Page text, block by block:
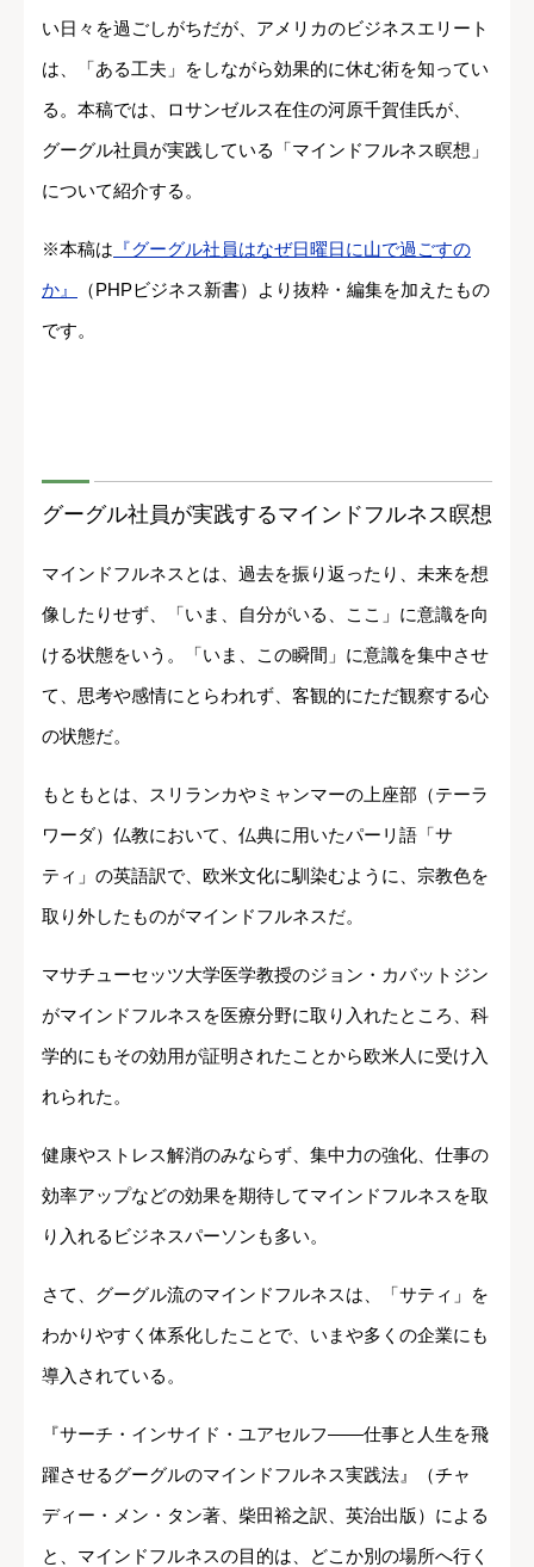
い日々を過ごしがちだが、アメリカのビジネスエリート
は、「ある工夫」をしながら効果的に休む術を知ってい
る。本稿では、ロサンゼルス在住の河原千賀佳氏が、
グーグル社員が実践している「マインドフルネス瞑想」
について紹介する。
※本稿は 『グーグル社員はなぜ日曜日に山で過ごすの
か』
（PHPビジネス新書）より抜粋・編集を加えたもの
です。
グーグル社員が実践するマインドフルネス瞑想
マインドフルネスとは、過去を振り返ったり、未来を想
像したりせず、「いま、自分がいる、ここ」に意識を向
ける状態をいう。「いま、この瞬間」に意識を集中させ
て、思考や感情にとらわれず、客観的にただ観察する心
の状態だ。
もともとは、スリランカやミャンマーの上座部（テーラ
ワーダ）仏教において、仏典に用いたパーリ語「サ
ティ」の英語訳で、欧米文化に馴染むように、宗教色を
取り外したものがマインドフルネスだ。
マサチューセッツ大学医学教授のジョン・カバットジン
がマインドフルネスを医療分野に取り入れたところ、科
学的にもその効用が証明されたことから欧米人に受け入
れられた。
健康やストレス解消のみならず、集中力の強化、仕事の
効率アップなどの効果を期待してマインドフルネスを取
り入れるビジネスパーソンも多い。
さて、グーグル流のマインドフルネスは、「サティ」を
わかりやすく体系化したことで、いまや多くの企業にも
導入されている。
『サーチ・インサイド・ユアセルフ――仕事と人生を飛
躍させるグーグルのマインドフルネス実践法』（チャ
ディー・メン・タン著、柴田裕之訳、英治出版）による
と、マインドフルネスの目的は、どこか別の場所へ行く